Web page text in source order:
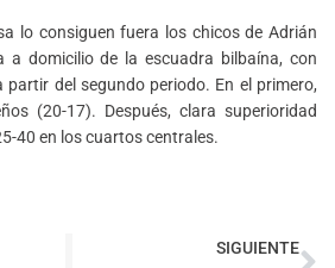
lo consiguen fuera los chicos de Adrián
a domicilio de la escuadra bilbaína, con
del segundo periodo. En el primero,
(20-17). Después, clara superioridad
40 en los cuartos centrales.
SIGUIENTE